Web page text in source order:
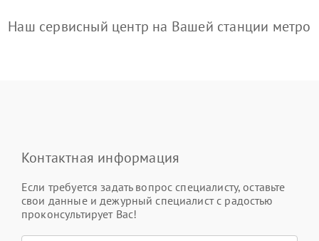
Наш сервисный центр на Вашей станции метро
Контактная информация
Если требуется задать вопрос специалисту, оставьте
свои данные и дежурный специалист с радостью
проконсультирует Вас!